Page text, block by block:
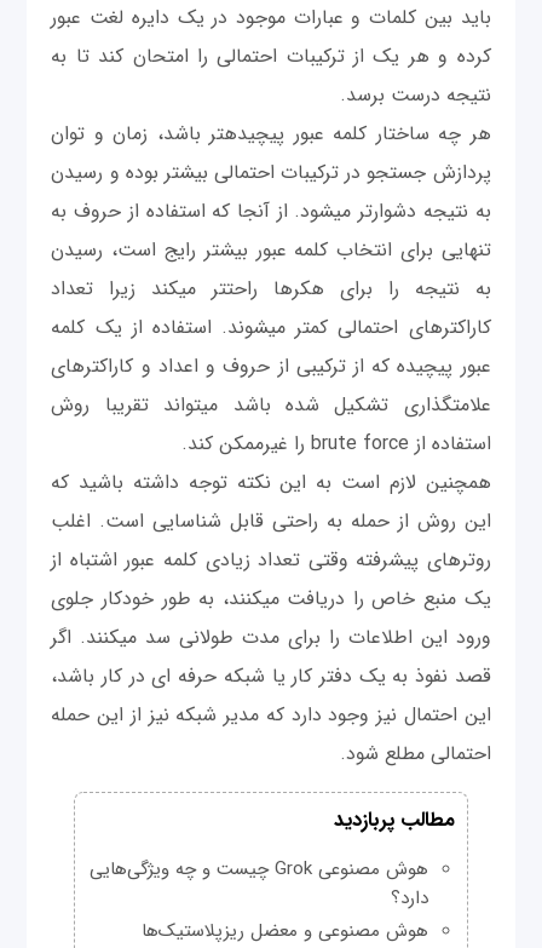
باید بین کلمات و عبارات موجود در یک دایره لغت عبور
کرده و هر یک از ترکیبات احتمالی را امتحان کند تا به
نتیجه درست برسد.
هر چه ساختار کلمه عبور پیچیده‎تر باشد، زمان و توان
پردازش جستجو در ترکیبات احتمالی بیشتر بوده و رسیدن
به نتیجه دشوارتر می‎شود. از آنجا که استفاده از حروف به
تنهایی برای انتخاب کلمه عبور بیشتر رایج است، رسیدن
به نتیجه را برای هکرها راحت‎تر می‎کند زیرا تعداد
کاراکترهای احتمالی کمتر می‎شوند. استفاده از یک کلمه
عبور پیچیده که از ترکیبی از حروف و اعداد و کاراکترهای
علامتگذاری تشکیل شده باشد می‎تواند تقريبا روش
استفاده از brute force را غیرممکن کند.
همچنین لازم است به این نکته توجه داشته باشید كه
این روش از حمله به راحتی قابل شناسایی است. اغلب
روترهای پیشرفته وقتی تعداد زیادی کلمه عبور اشتباه از
یک منبع خاص را دریافت می‎کنند، به طور خودکار جلوی
ورود این اطلاعات را برای مدت طولانی سد می‎کنند. اگر
قصد نفوذ به یک دفتر کار یا شبکه حرفه ای در کار باشد،
این احتمال نیز وجود دارد که مدیر شبکه نیز از این حمله
احتمالی مطلع شود.
مطالب پربازدید
هوش مصنوعی Grok چیست و چه ویژگی‌هایی
دارد؟
هوش مصنوعی و معضل ریزپلاستیک‌ها